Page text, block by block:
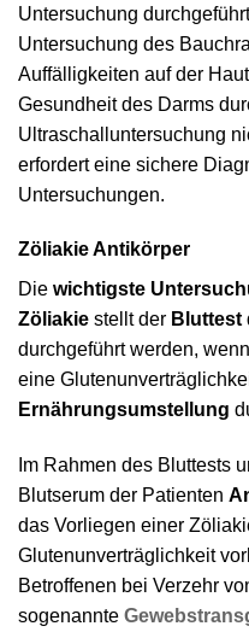
Untersuchung
Untersuchung des
Auffälligkeiten auf der
Gesundheit des Darms
Ultraschalluntersuchung
erfordert eine sichere
Untersuchungen.
Zöliakie Antikörper
Die wichtigste
Zöliakie stellt der Bluttest
durchgeführt werden,
eine
Ernährungsumstellung
Im Rahmen des Bluttests
Blutserum der Patienten
das Vorliegen einer
Glutenunverträglichkeit
Betroffenen bei Verzehr
sogenannte